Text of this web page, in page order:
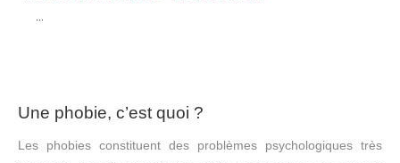
...
Une phobie, c’est quoi ?
Les phobies constituent des problèmes psychologiques très